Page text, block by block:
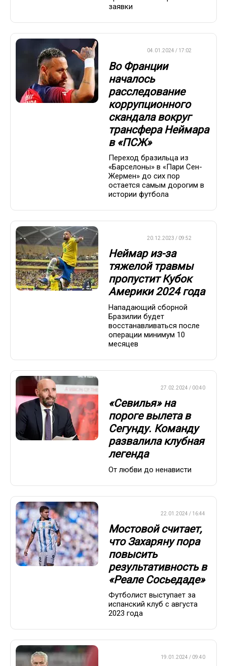
заявки
04.01.2024 / 17:02
Во Франции
началось
расследование
коррупционного
скандала вокруг
трансфера Неймара
в «ПСЖ»
Переход бразильца из
«Барселоны» в «Пари Сен-
Жермен» до сих пор
остается самым дорогим в
истории футбола
20.12.2023 / 09:52
Неймар из-за
тяжелой травмы
пропустит Кубок
Америки 2024 года
Нападающий сборной
Бразилии будет
восстанавливаться после
операции минимум 10
месяцев
27.02.2024 / 00:40
«Севилья» на
пороге вылета в
Сегунду. Команду
развалила клубная
легенда
От любви до ненависти
22.01.2024 / 16:44
Мостовой считает,
что Захаряну пора
повысить
результативность в
«Реале Сосьедаде»
Футболист выступает за
испанский клуб с августа
2023 года
19.01.2024 / 09:40